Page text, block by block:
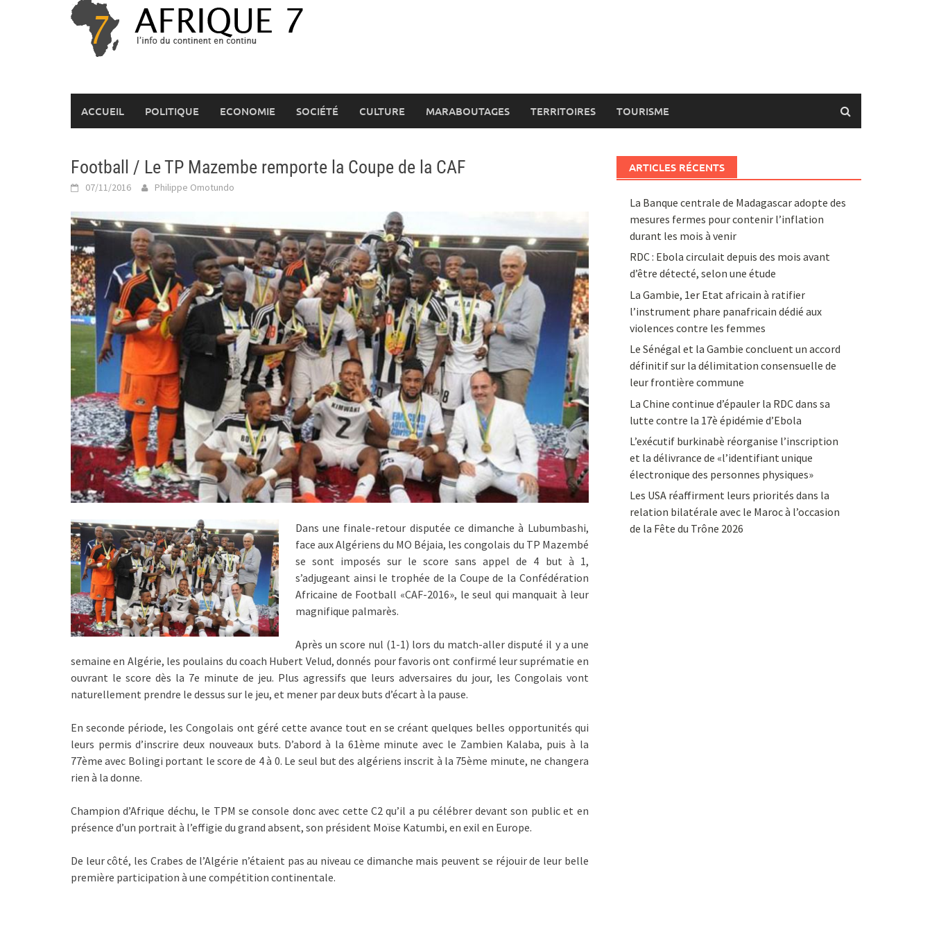
ACCUEIL POLITIQUE ECONOMIE SOCIÉTÉ CULTURE MARABOUTAGES TERRITOIRES TOURISME
Football / Le TP Mazembe remporte la Coupe de la CAF
07/11/2016 Philippe Omotundo
Dans une finale-retour disputée ce dimanche à Lubumbashi,
face aux Algériens du MO Béjaia, les congolais du TP Mazembé
se sont imposés sur le score sans appel de 4 but à 1,
s’adjugeant ainsi le trophée de la Coupe de la Confédération
Africaine de Football «CAF-2016», le seul qui manquait à leur
magnifique palmarès.
Après un score nul (1-1) lors du match-aller disputé il y a une
semaine en Algérie, les poulains du coach Hubert Velud, donnés pour favoris ont confirmé leur suprématie en
ouvrant le score dès la 7e minute de jeu. Plus agressifs que leurs adversaires du jour, les Congolais vont
naturellement prendre le dessus sur le jeu, et mener par deux buts d’écart à la pause.
En seconde période, les Congolais ont géré cette avance tout en se créant quelques belles opportunités qui
leurs permis d’inscrire deux nouveaux buts. D’abord à la 61ème minute avec le Zambien Kalaba, puis à la
77ème avec Bolingi portant le score de 4 à 0. Le seul but des algériens inscrit à la 75ème minute, ne changera
rien à la donne.
Champion d’Afrique déchu, le TPM se console donc avec cette C2 qu’il a pu célébrer devant son public et en
présence d’un portrait à l’effigie du grand absent, son président Moïse Katumbi, en exil en Europe.
De leur côté, les Crabes de l’Algérie n’étaient pas au niveau ce dimanche mais peuvent se réjouir de leur belle
première participation à une compétition continentale.
ARTICLES RÉCENTS
La Banque centrale de Madagascar adopte des
mesures fermes pour contenir l’inflation
durant les mois à venir
RDC : Ebola circulait depuis des mois avant
d’être détecté, selon une étude
La Gambie, 1er Etat africain à ratifier
l’instrument phare panafricain dédié aux
violences contre les femmes
Le Sénégal et la Gambie concluent un accord
définitif sur la délimitation consensuelle de
leur frontière commune
La Chine continue d’épauler la RDC dans sa
lutte contre la 17è épidémie d’Ebola
L’exécutif burkinabè réorganise l’inscription
et la délivrance de «l’identifiant unique
électronique des personnes physiques»
Les USA réaffirment leurs priorités dans la
relation bilatérale avec le Maroc à l’occasion
de la Fête du Trône 2026